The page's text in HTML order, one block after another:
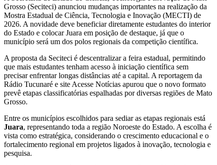
Grosso (Seciteci) anunciou mudanças importantes na realização da
Mostra Estadual de Ciência, Tecnologia e Inovação (MECTI) de
2026. A novidade deve beneficiar diretamente estudantes do interior
do Estado e colocar Juara em posição de destaque, já que o
município será um dos polos regionais da competição científica.
A proposta da Seciteci é descentralizar a feira estadual, permitindo
que mais estudantes tenham acesso à iniciação científica sem
precisar enfrentar longas distâncias até a capital. A reportagem da
Rádio Tucunaré e site Acesse Notícias apurou que o novo formato
prevê etapas classificatórias espalhadas por diversas regiões de Mato
Grosso.
Entre os municípios escolhidos para sediar as etapas regionais está
Juara, representando toda a região Noroeste do Estado. A escolha é
vista como estratégica, considerando o crescimento educacional e o
fortalecimento regional em projetos ligados à inovação, tecnologia e
pesquisa.